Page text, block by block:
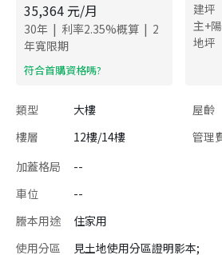
35,364 元/月
30年 | 利率2.35%概算 | 2
年寬限期
​符合首購資格嗎?
建坪
主+
地坪
類型 大樓 屋齡
樓層
12樓/14樓 管理
加蓋格局
--
車位
--
謄本用途
住家用
使用分區
見土地使用分區證明影本;